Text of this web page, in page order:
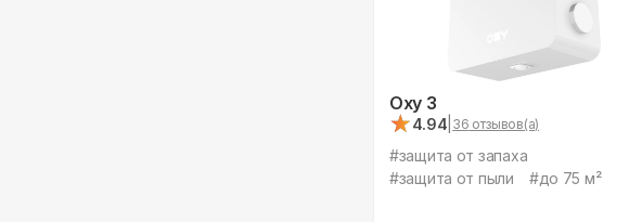
Oxy 3
★
★4.94 36 отзывов(а)
#защита от запаха
#защита от пыли #до 75 м²